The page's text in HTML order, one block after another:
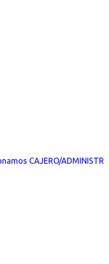
CAJERO/ADMINISTR